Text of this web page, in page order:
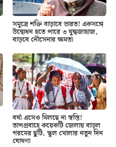
সমুদ্রে শক্তি বাড়াবে ভারত! একসঙ্গে
উদ্বোধন হতে পারে ৩ যুদ্ধজাহাজ,
বাড়বে নৌসেনার ক্ষমতা
বর্ষা এসেও মিলছে না স্বস্তি!
তাপপ্রবাহে কয়েকটি জেলায় বাড়ল
গরমের ছুটি, স্কুল খোলার নতুন দিন
ঘোষণা